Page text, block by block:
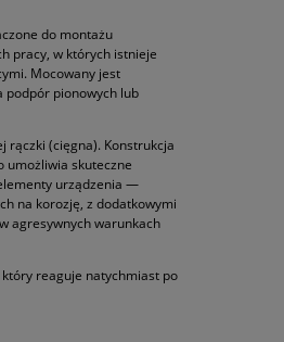
do montażu
pracy, w których istnieje
Mocowany jest
podpór pionowych lub
rączki (cięgna). Konstrukcja
umożliwia skuteczne
urządzenia —
na korozję, z dodatkowymi
agresywnych warunkach
który reaguje natychmiast po